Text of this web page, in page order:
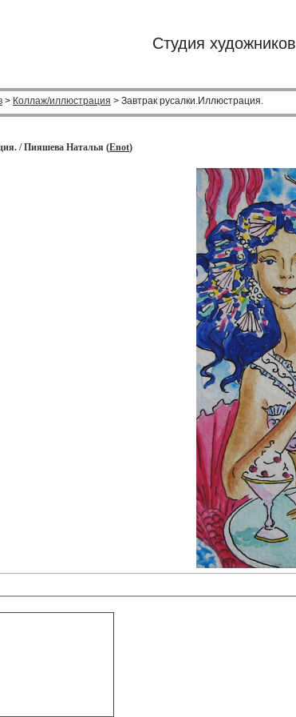
Студия художников
> Коллаж/иллюстрация > Завтрак русалки.Иллюстрация.
/ Пияшева Наталья (Enot)